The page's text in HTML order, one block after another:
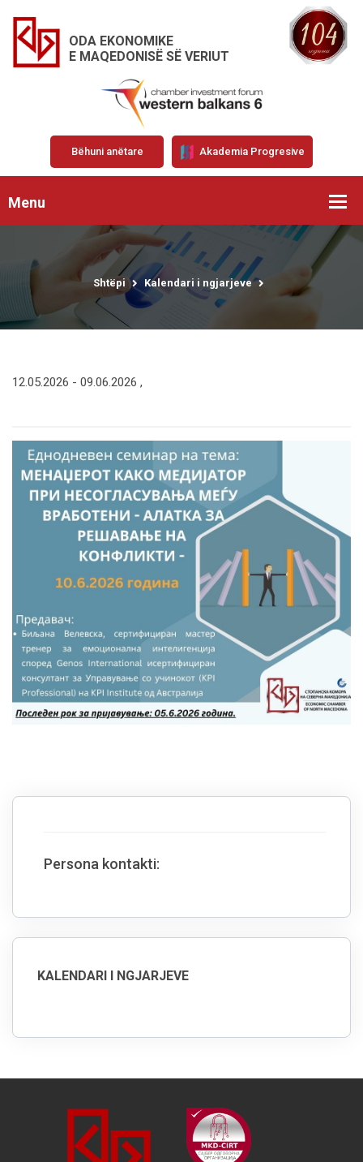
ODA EKONOMIKE
E MAQEDONISË SË VERIUT
Bëhuni anëtare Akademia Progresive
Menu
Shtëpi Kalendari i ngjarjeve
12.05.2026 - 09.06.2026 ,
Persona kontakti:
KALENDARI I NGJARJEVE